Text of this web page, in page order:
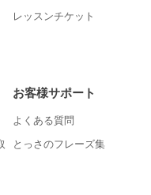
レッスンチケット
お客様サポート
よくある質問
とっさのフレーズ集